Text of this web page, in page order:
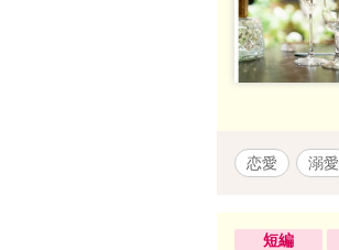
恋愛 溺愛
短編